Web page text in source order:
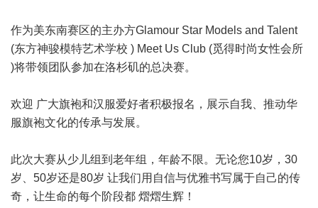
作为美东南赛区的主办方Glamour Star Models and Talent
(东方神骏模特艺术学校 ) Meet Us Club (觅得时尚女性会所
)将带领团队参加在洛杉矶的总决赛。
欢迎 广大旗袍和汉服爱好者积极报名，展示自我、推动华
服旗袍文化的传承与发展。
此次大赛从少儿组到老年组，年龄不限。无论您10岁，30
岁、50岁还是80岁 让我们用自信与优雅书写属于自己的传
奇，让生命的每个阶段都 熠熠生辉！